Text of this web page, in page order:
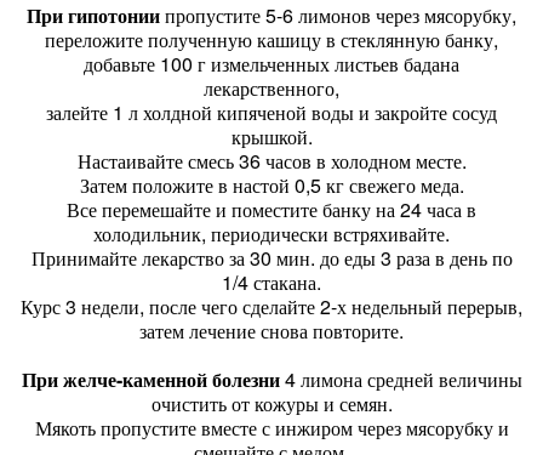
При гипотониипропустите 5-6 лимонов через мясорубку,
переложите полученную кашицу в стеклянную банку,
добавьте 100 г измельченных листьев бадана
лекарственного,
залейте 1 л холдной кипяченой воды и закройте сосуд
крышкой.
Настаивайте смесь 36 часов в холодном месте.
Затем положите в настой 0,5 кг свежего меда.
Все перемешайте и поместите банку на 24 часа в
холодильник, периодически встряхивайте.
Принимайте лекарство за 30 мин. до еды 3 раза в день по
1/4 стакана.
Курс 3 недели, после чего сделайте 2-х недельный перерыв,
затем лечение снова повторите.
При желче-каменной болезни4 лимона средней величины
очистить от кожуры и семян.
Мякоть пропустите вместе с инжиром через мясорубку и